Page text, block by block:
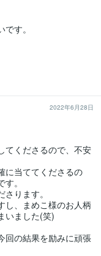
す。
2022年6月28日
てくださるので、不安
に当ててくださるの
。
ります。
し、まめこ様のお人柄
いました(笑)
回の結果を励みに頑張